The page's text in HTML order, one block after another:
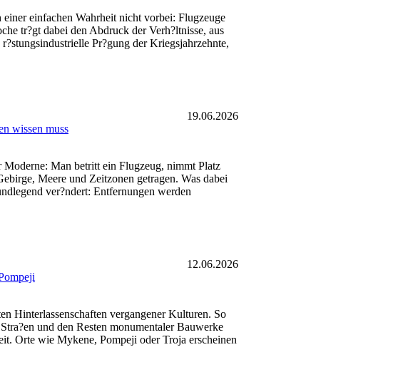
einfachen Wahrheit nicht vorbei: Flugzeuge
tr?gt dabei den Abdruck der Verh?ltnisse, aus
Pr?gung der Kriegsjahrzehnte,
19.06.2026
wissen muss
Man betritt ein Flugzeug, nimmt Platz
Meere und Zeitzonen getragen. Was dabei
ver?ndert: Entfernungen werden
12.06.2026
Hinterlassenschaften vergangener Kulturen. So
und den Resten monumentaler Bauwerke
Orte wie Mykene, Pompeji oder Troja erscheinen